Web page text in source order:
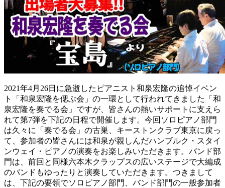
2021年4月26日に急逝したピアニスト和泉宏隆の追悼イベン
ト「和泉宏隆を偲ぶ会」の一環として行われてきました「和
泉宏隆を奏でる会」ですが、皆さんの熱いサポートに支えら
れて第7弾を下記の日程で開催します。今回ソロピアノ部門
は久々に「奏でる会」の古巣、キーストンクラブ東京に戻っ
て、参加者の皆さんには和泉が親しんだハンブルク・スタイ
ンウェイ・ピアノの演奏をお楽しみいただきます。バンド部
門は、前回と同様六本木クラップスの広いステージで大編成
のバンドもゆったりと演奏していただきます。つきまして
は、下記の要領でソロピアノ部門、バンド部門の一般参加者